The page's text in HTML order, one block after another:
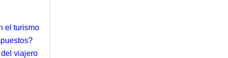
el turismo
viajero